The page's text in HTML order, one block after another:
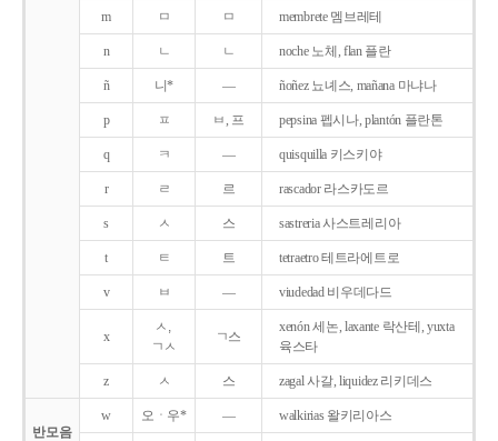
m ㅁ ㅁ membrete 멤브레테
n ㄴ ㄴ noche 노체, flan 플란
ñ 니* ― ñoñez 뇨녜스, mañana 마냐나
p ㅍ ㅂ, 프 pepsina 펩시나, plantón 플란톤
q ㅋ ― quisquilla 키스키야
r ㄹ 르 rascador 라스카도르
s ㅅ 스 sastreria 사스트레리아
t ㅌ 트 tetraetro 테트라에트로
v ㅂ ― viudedad 비우데다드
x
ㅅ,
ㄱㅅ
ㄱ스
xenón 세논, laxante 락산테, yuxta
육스타
z ㅅ 스 zagal 사갈, liquidez 리키데스
반모음
w 오ㆍ우* ― walkirias 왈키리아스